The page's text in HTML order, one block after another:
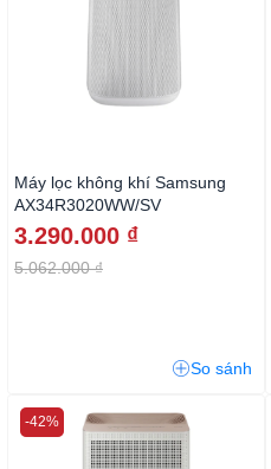
Máy lọc không khí Samsung
AX34R3020WW/SV
3.290.000 ₫
5.062.000 ₫
So sánh
-42%